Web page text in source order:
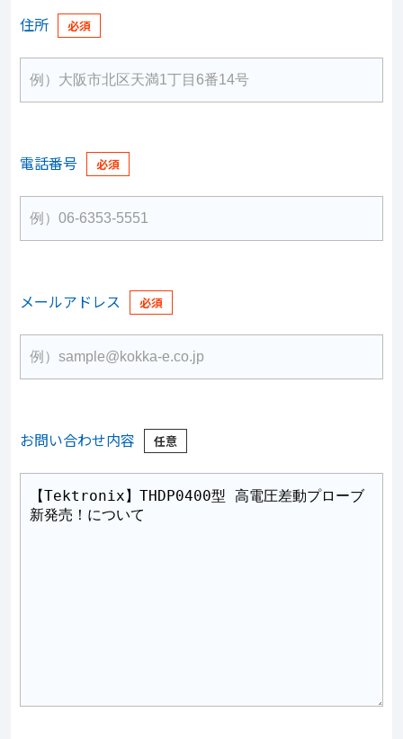
住所
電話番号
メールアドレス
お問い合わせ内容